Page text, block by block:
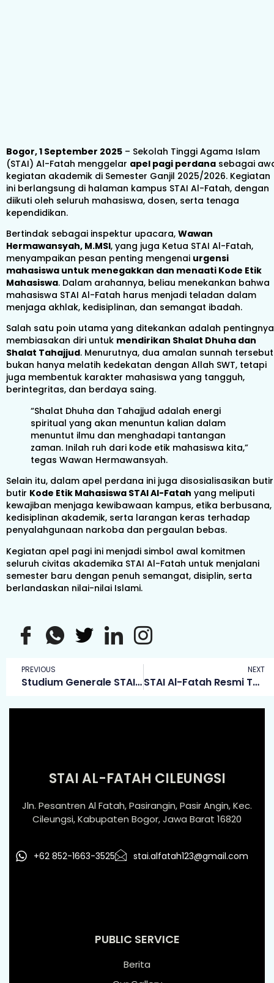
Bogor, 1 September 2025 – Sekolah Tinggi Agama Islam
(STAI) Al-Fatah menggelar apel pagi perdana sebagai
kegiatan akademik di Semester Ganjil 2025/2026. Kegiatan
ini berlangsung di halaman kampus STAI Al-Fatah, dengan
diikuti oleh seluruh mahasiswa, dosen, serta tenaga
kependidikan.
Bertindak sebagai inspektur upacara, Wawan
Hermawansyah, M.MSI, yang juga Ketua STAI Al-Fatah,
menyampaikan pesan penting mengenai urgensi
mahasiswa untuk menegakkan dan menaati Kode Etik
Mahasiswa. Dalam arahannya, beliau menekankan bahwa
mahasiswa STAI Al-Fatah harus menjadi teladan dalam
menjaga akhlak, kedisiplinan, dan semangat ibadah.
Salah satu poin utama yang ditekankan adalah pentingnya
membiasakan diri untuk mendirikan Shalat Dhuha dan
Shalat Tahajjud. Menurutnya, dua amalan sunnah tersebut
bukan hanya melatih kedekatan dengan Allah SWT, tetapi
juga membentuk karakter mahasiswa yang tangguh,
berintegritas, dan berdaya saing.
“Shalat Dhuha dan Tahajjud adalah energi
spiritual yang akan menuntun kalian dalam
menuntut ilmu dan menghadapi tantangan
zaman. Inilah ruh dari kode etik mahasiswa kita,”
tegas Wawan Hermawansyah.
Selain itu, dalam apel perdana ini juga disosialisasikan
butir Kode Etik Mahasiswa STAI Al-Fatah yang meliputi
kewajiban menjaga kewibawaan kampus, etika berbusana,
kedisiplinan akademik, serta larangan keras terhadap
penyalahgunaan narkoba dan pergaulan bebas.
Kegiatan apel pagi ini menjadi simbol awal komitmen
seluruh civitas akademika STAI Al-Fatah untuk menjalani
semester baru dengan penuh semangat, disiplin, serta
berlandaskan nilai-nilai Islami.
PREVIOUS
Studium Generale STAI Al-Fatah: Mahasiswa Sebagai Agen Perubahan Bangsa
NEXT
STAI Al-Fatah Resmi Tunjuk Dr. Wahyudi KS, M.Pd.I sebagai Wakil Ketua IV
STAI AL-FATAH CILEUNGSI
Jln. Pesantren Al Fatah, Pasirangin, Pasir Angin, Kec.
Cileungsi, Kabupaten Bogor, Jawa Barat 16820
+62 852-1663-3525 stai.alfatah123@gmail.com
PUBLIC SERVICE
Berita